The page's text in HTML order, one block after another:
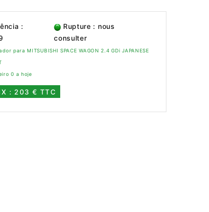
:
Rupture : nous
consulter
para MITSUBISHI SPACE WAGON 2.4 GDi JAPANESE
0 a hoje
: 203 € TTC